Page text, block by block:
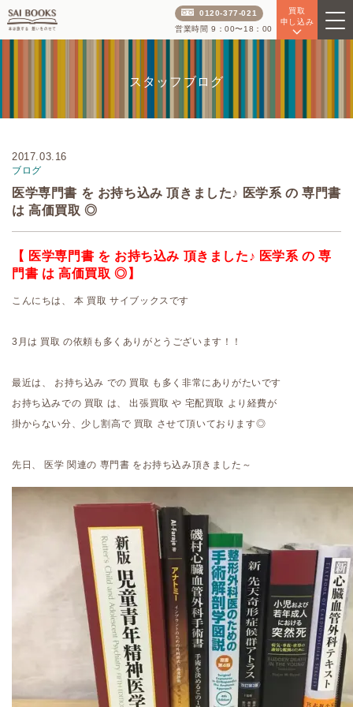
買取
申し込み
0120-377-021
営業時間 9：00〜18：00
スタッフブログ
2017.03.16
ブログ
医学専門書 を お持ち込み 頂きました♪ 医学系 の 専門書
は 高価買取 ◎
【 医学専門書 を お持ち込み 頂きました♪ 医学系 の 専
門書 は 高価買取 ◎】
こんにちは、 本 買取 サイブックスです
3月は 買取 の依頼も多くありがとうございます！！
最近は、 お持ち込み での 買取 も多く非常にありがたいです
お持ち込みでの 買取 は、 出張買取 や 宅配買取 より経費が
掛からない分、少し割高で 買取 させて頂いております◎
先日、 医学 関連の 専門書 をお持ち込み頂きました～